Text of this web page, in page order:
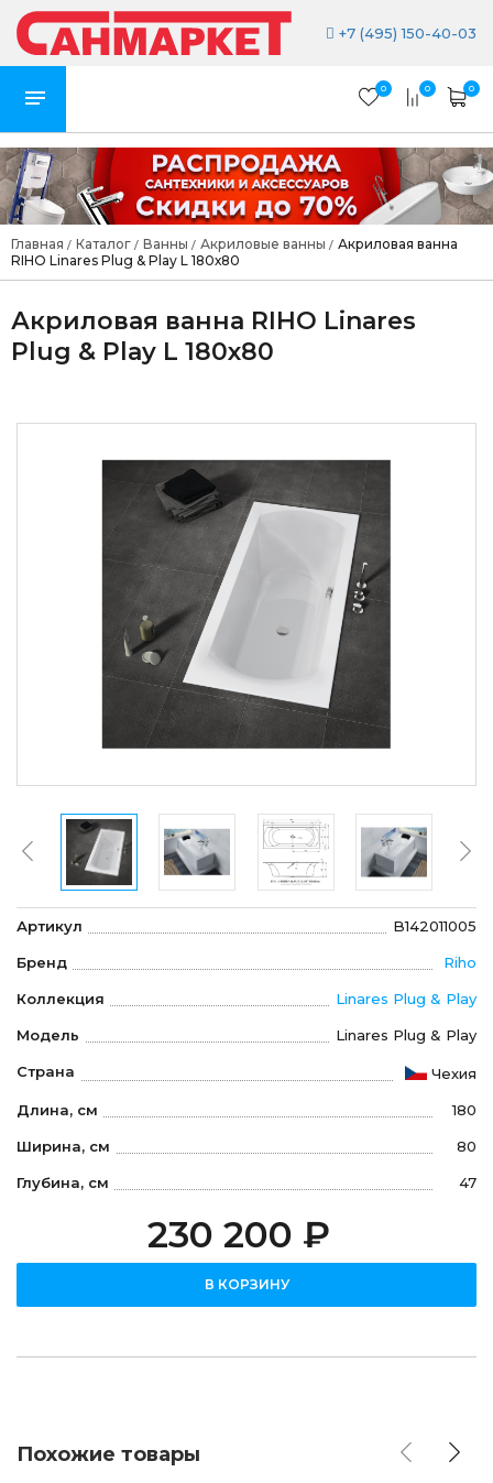
+7 (495) 150-40-03
0 0 0
Главная / Каталог / Ванны / Акриловые ванны / Акриловая ванна
RIHO Linares Plug & Play L 180х80
Акриловая ванна RIHO Linares
Plug & Play L 180х80
Артикул B142011005
Бренд Riho
Коллекция Linares Plug & Play
Модель Linares Plug & Play
Страна Чехия
Длина, см 180
Ширина, см 80
Глубина, см 47
230 200 ₽
В КОРЗИНУ
Похожие товары